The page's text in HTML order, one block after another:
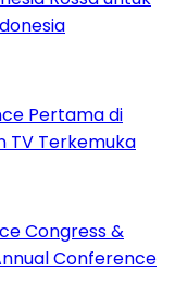
Pertama di
TV Terkemuka
Congress &
Conference